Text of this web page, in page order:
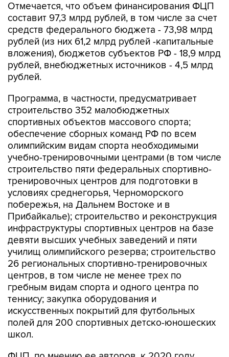
Отмечается, что объем финансирования ФЦП
составит 97,3 млрд рублей, в том числе за счет
средств федерального бюджета - 73,98 млрд
рублей (из них 61,2 млрд рублей -капитальные
вложения), бюджетов субъектов РФ - 18,9 млрд
рублей, внебюджетных источников - 4,5 млрд
рублей.
Программа, в частности, предусматривает
строительство 352 малобюджетных
спортивных объектов массового спорта;
обеспечение сборных команд РФ по всем
олимпийским видам спорта необходимыми
учебно-тренировочными центрами (в том числе
строительство пяти федеральных спортивно-
тренировочных центров для подготовки в
условиях среднегорья, Черноморского
побережья, на Дальнем Востоке и в
Прибайкалье); строительство и реконструкция
инфраструктуры спортивных центров на базе
девяти высших учебных заведений и пяти
училищ олимпийского резерва; строительство
26 региональных спортивно-тренировочных
центров, в том числе не менее трех по
гребным видам спорта и одного центра по
теннису; закупка оборудования и
искусственных покрытий для футбольных
полей для 200 спортивных детско-юношеских
школ.